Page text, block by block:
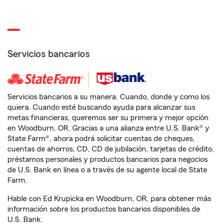
Servicios bancarios
Servicios bancarios a su manera. Cuando, donde y como los
quiera. Cuando esté buscando ayuda para alcanzar sus
metas financieras, queremos ser su primera y mejor opción
en Woodburn, OR. Gracias a una alianza entre U.S. Bank® y
State Farm®, ahora podrá solicitar cuentas de cheques,
cuentas de ahorros, CD, CD de jubilación, tarjetas de crédito,
préstamos personales y productos bancarios para negocios
de U.S. Bank en línea o a través de su agente local de State
Farm.
Hable con Ed Krupicka en Woodburn, OR, para obtener más
información sobre los productos bancarios disponibles de
U.S. Bank.